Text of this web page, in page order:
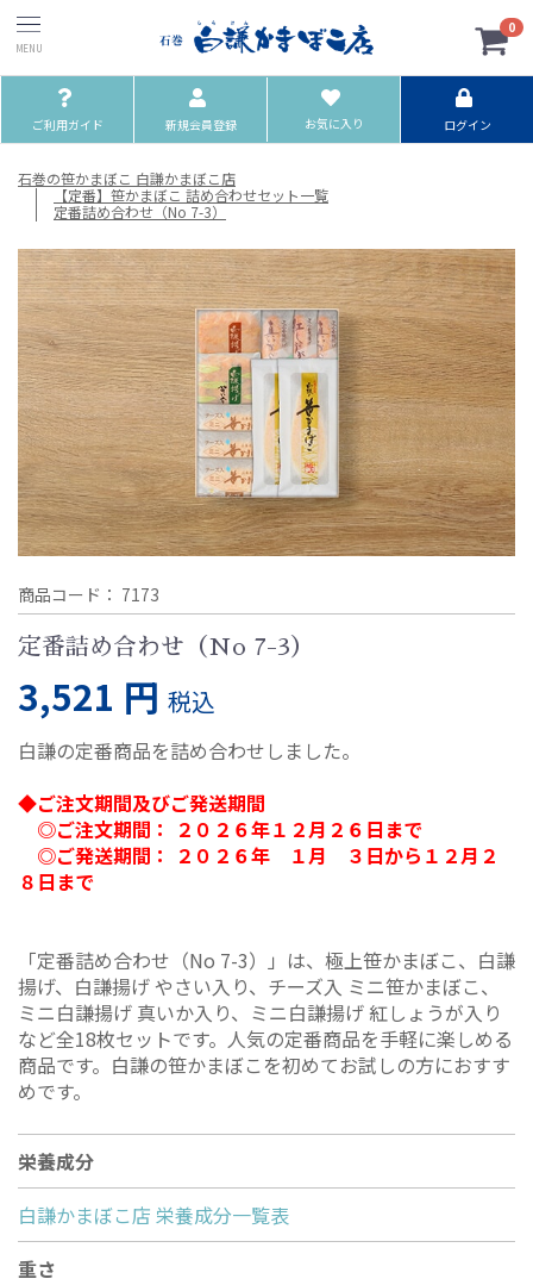
ご利用ガイド 新規会員登録 お気に入り ログイン
0
石巻の笹かまぼこ 白謙かまぼこ店
【定番】笹かまぼこ 詰め合わせセット一覧
定番詰め合わせ（No 7-3）
商品コード： 7173
定番詰め合わせ（No 7-3）
3,521 円 税込
白謙の定番商品を詰め合わせしました。
◆ご注文期間及びご発送期間
◎ご注文期間： ２０２６年１２月２６日まで
◎ご発送期間： ２０２６年 １月 ３日から１２月２
８日まで
「定番詰め合わせ（No 7-3）」は、極上笹かまぼこ、白謙
揚げ、白謙揚げ やさい入り、チーズ入 ミニ笹かまぼこ、
ミニ白謙揚げ 真いか入り、ミニ白謙揚げ 紅しょうが入り
など全18枚セットです。人気の定番商品を手軽に楽しめる
商品です。白謙の笹かまぼこを初めてお試しの方におすす
めです。
栄養成分
白謙かまぼこ店 栄養成分一覧表
重さ